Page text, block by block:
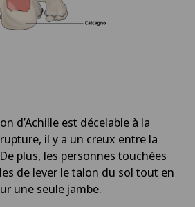
(carcinome thyroïdien)
d’Achille est décelable à la
il y a un creux entre la
plus, les personnes touchées
de lever le talon du sol tout en
une seule jambe.